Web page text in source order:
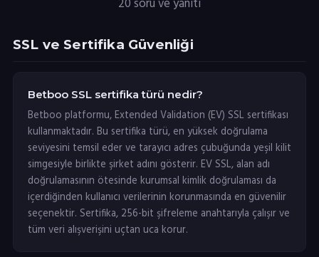
SSL ve Sertifika Güvenliği
Betboo SSL sertifika türü nedir?
Betboo platformu, Extended Validation (EV) SSL sertifikası
kullanmaktadır. Bu sertifika türü, en yüksek doğrulama
seviyesini temsil eder ve tarayıcı adres çubuğunda yeşil kilit
simgesiyle birlikte şirket adını gösterir. EV SSL, alan adı
doğrulamasının ötesinde kurumsal kimlik doğrulaması da
içerdiğinden kullanıcı verilerinin korunmasında en güvenilir
seçenektir. Sertifika, 256-bit şifreleme anahtarıyla çalışır ve
tüm veri alışverişini uçtan uca korur.